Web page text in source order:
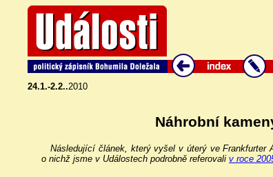
24.1.-2.2..2010
Náhrobní
Následující článek, který vyšel v úterý ve Frankfurter
o nichž jsme v Událostech podrobně referovali v roce